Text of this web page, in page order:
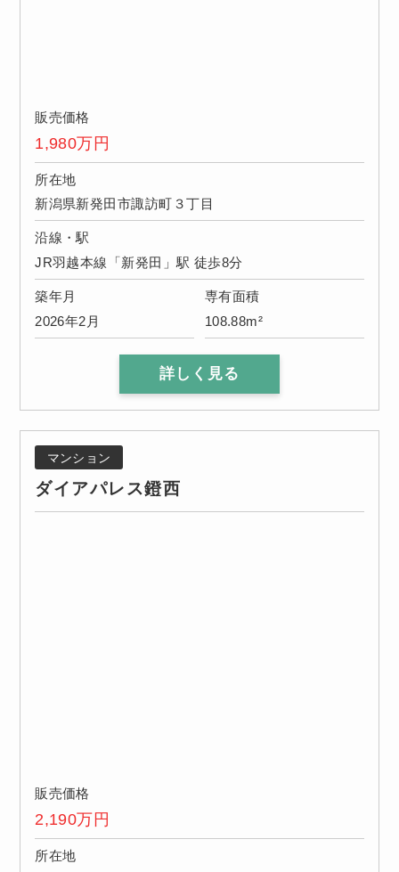
販売価格
1,980万円
所在地
新潟県新発田市諏訪町３丁目
沿線・駅
JR羽越本線「新発田」駅 徒歩8分
築年月
2026年2月
専有面積
108.88m²
詳しく見る
マンション
ダイアパレス鐙西
販売価格
2,190万円
所在地